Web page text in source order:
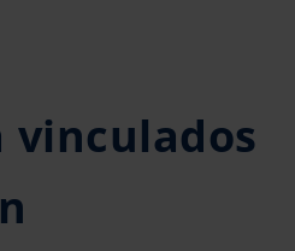
vinculados